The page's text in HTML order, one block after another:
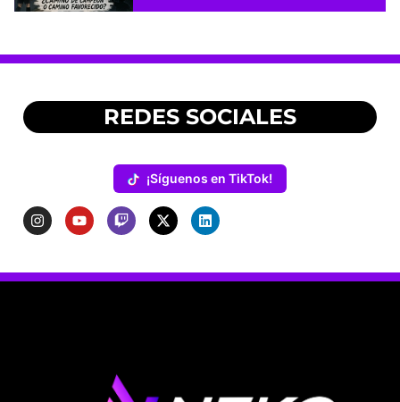
REDES SOCIALES
¡Síguenos en TikTok!